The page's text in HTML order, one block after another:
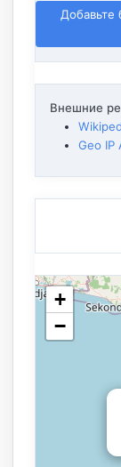
Добавьте
Внешние
Geo IP
+
−